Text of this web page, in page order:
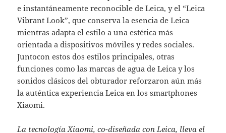
e instantáneamente reconocible de Leica, y el “Leica
Vibrant Look”, que conserva la esencia de Leica
mientras adapta el estilo a una estética más
orientada a dispositivos móviles y redes sociales.
Juntocon estos dos estilos principales, otras
funciones como las marcas de agua de Leica y los
sonidos clásicos del obturador reforzaron aún más
la auténtica experiencia Leica en los smartphones
Xiaomi.
La tecnología Xiaomi, co-diseñada con Leica, lleva el